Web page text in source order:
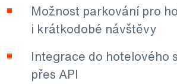
Možnost parkování pro
i krátkodobé návštěvy
Integrace do hotelového
přes API